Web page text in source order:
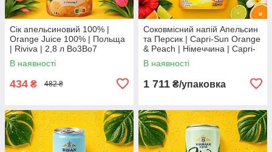
Сік апельсиновий 100% |
Orange Juice 100% | Польща
| Riviva | 2,8 л Во3Во7
В наявності
434 ₴ 482 ₴
Соковмісний напій Апельсин
та Персик | Capri-Sun Orange
& Peach | Німеччина | Capri-
Sun | 15×330 мл | великий
сімейний формат Во3
В наявності
1 711 ₴/упаковка